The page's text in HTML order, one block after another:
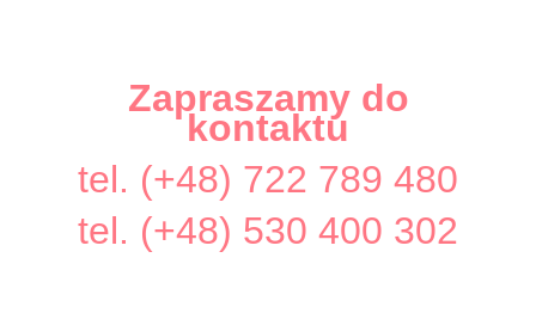
Zapraszamy do
kontaktu
tel. (+48) 722 789 480
tel. (+48) 530 400 302